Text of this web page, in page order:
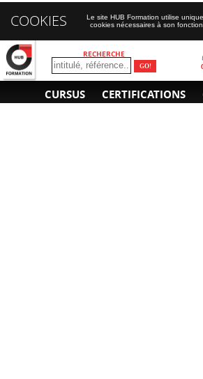
RECHERCHE
CURSUS CERTIFICATIONS
COOKIES
Le site HUB Formation utilise
cookies nécessaires à son